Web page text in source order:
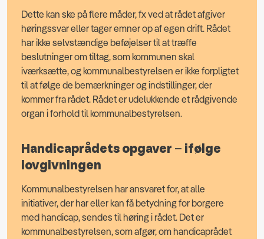
Dette kan ske på flere måder, fx ved at rådet afgiver
høringssvar eller tager emner op af egen drift. Rådet
har ikke selvstændige beføjelser til at træffe
beslutninger om tiltag, som kommunen skal
iværksætte, og kommunalbestyrelsen er ikke forpligtet
til at følge de bemærkninger og indstillinger, der
kommer fra rådet. Rådet er udelukkende et rådgivende
organ i forhold til kommunalbestyrelsen.
Handicaprådets opgaver – ifølge
lovgivningen
Kommunalbestyrelsen har ansvaret for, at alle
initiativer, der har eller kan få betydning for borgere
med handicap, sendes til høring i rådet. Det er
kommunalbestyrelsen, som afgør, om handicaprådet